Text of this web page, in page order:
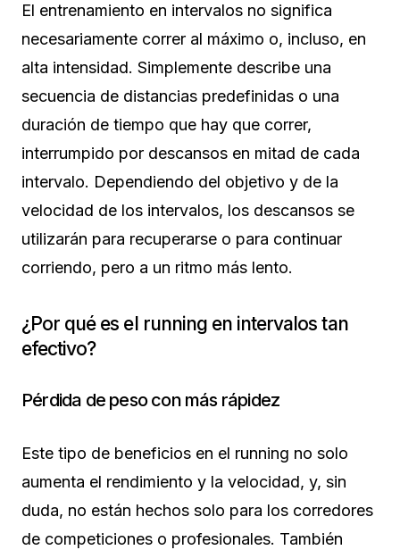
El entrenamiento en intervalos no significa
necesariamente correr al máximo o, incluso, en
alta intensidad. Simplemente describe una
secuencia de distancias predefinidas o una
duración de tiempo que hay que correr,
interrumpido por descansos en mitad de cada
intervalo. Dependiendo del objetivo y de la
velocidad de los intervalos, los descansos se
utilizarán para recuperarse o para continuar
corriendo, pero a un ritmo más lento.
¿Por qué es el running en intervalos tan
efectivo?
Pérdida de peso con más rápidez
Este tipo de beneficios en el running no solo
aumenta el rendimiento y la velocidad, y, sin
duda, no están hechos solo para los corredores
de competiciones o profesionales. También